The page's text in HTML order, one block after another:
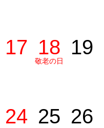
17 18
敬老の日
19
24 25 26